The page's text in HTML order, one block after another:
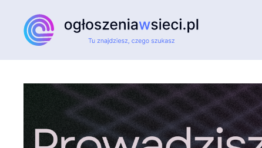
Przejdź do głównej treści